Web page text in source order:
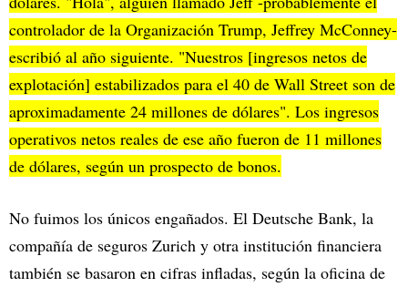
controlador de la Organización Trump, Jeffrey McConney-
escribió al año siguiente. "Nuestros [ingresos netos de
explotación] estabilizados para el 40 de Wall Street son de
aproximadamente 24 millones de dólares". Los ingresos
operativos netos reales de ese año fueron de 11 millones
de dólares, según un prospecto de bonos.
No fuimos los únicos engañados. El Deutsche Bank, la
compañía de seguros Zurich y otra institución financiera
también se basaron en cifras infladas, según la oficina de